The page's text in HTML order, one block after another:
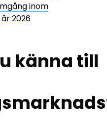
inom
2026
känna till